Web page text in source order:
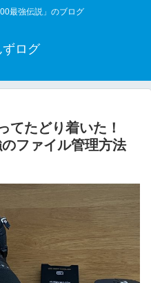
最強伝説」のブログ
ずログ
てたどり着いた！
ファイル管理方法